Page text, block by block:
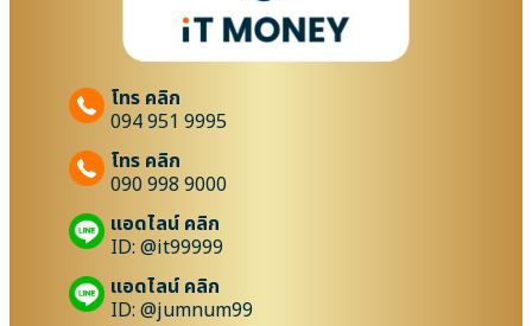
โทร คลิก
094 951 9995
โทร คลิก
090 998 9000
แอดไลน์ คลิก
ID: @it99999
แอดไลน์ คลิก
ID: @jumnum99